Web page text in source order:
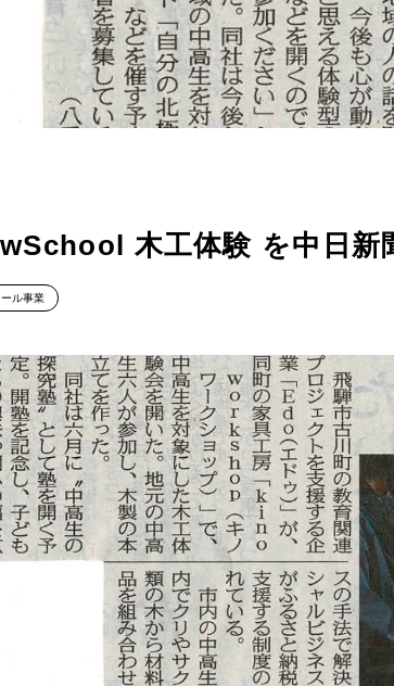
木工体験 を中日
ル事業